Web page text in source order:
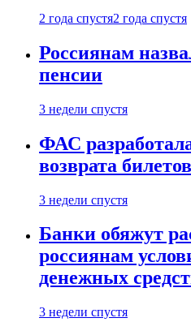
2 года спустя2 года спустя
Россиянам
пенсии
3 недели спустя
ФАС
возврата
3 недели спустя
Банки обяжут
россиянам
денежных
3 недели спустя